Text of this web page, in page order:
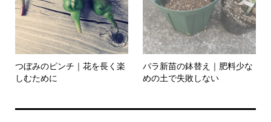
つぼみのピンチ｜花を長く楽
しむために
バラ新苗の鉢替え｜肥料少な
めの土で失敗しない